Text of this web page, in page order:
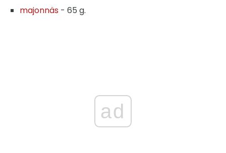
majonnäs - 65 g.
ad